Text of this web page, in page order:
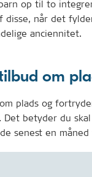
op til to
disse, når det
anciennitet.
om
plads og
betyder du
senest en